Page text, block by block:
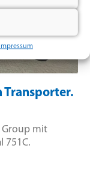
Impressum
Transporter.
Group mit
751C.